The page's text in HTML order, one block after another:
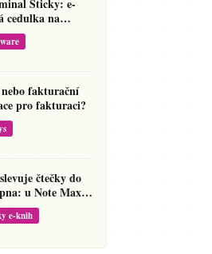
Sticky: e-
cedulka na
která přepíše
na vzkaz
fakturační
pro fakturaci?
čtečky do
u Note Maxu
dolů o 138 eur
e-knih